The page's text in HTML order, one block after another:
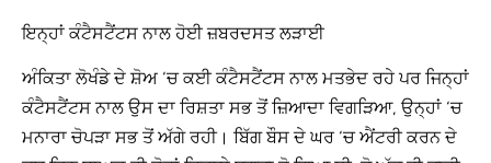
ਇਨ੍ਹਾਂ ਕੰਟੈਸਟੈਂਟਸ ਨਾਲ ਹੋਈ ਜ਼ਬਰਦਸਤ ਲੜਾਈ
ਅੰਕਿਤਾ ਲੋਖੰਡੇ ਦੇ ਸ਼ੋਅ ‘ਚ ਕਈ ਕੰਟੈਸਟੈਂਟਸ ਨਾਲ ਮਤਭੇਦ ਰਹੇ ਪਰ ਜਿਨ੍ਹਾਂ
ਕੰਟੈਸਟੈਂਟਸ ਨਾਲ ਉਸ ਦਾ ਰਿਸ਼ਤਾ ਸਭ ਤੋਂ ਜ਼ਿਆਦਾ ਵਿਗੜਿਆ, ਉਨ੍ਹਾਂ ‘ਚ
ਮਨਾਰਾ ਚੋਪੜਾ ਸਭ ਤੋਂ ਅੱਗੇ ਰਹੀ। ਬਿੱਗ ਬੌਸ ਦੇ ਘਰ ‘ਚ ਐਂਟਰੀ ਕਰਨ ਦੇ